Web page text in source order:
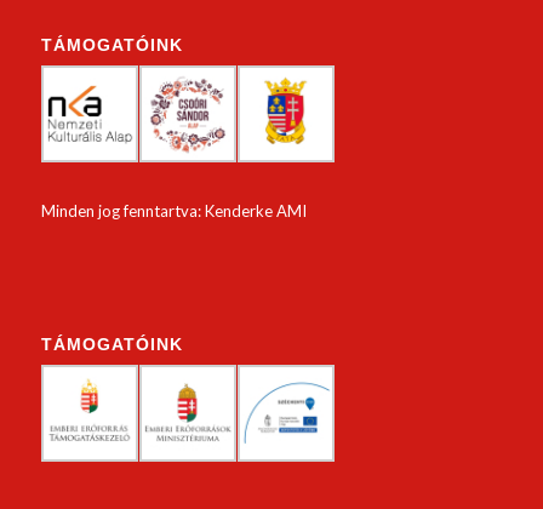
TÁMOGATÓINK
Minden jog fenntartva: Kenderke AMI
TÁMOGATÓINK